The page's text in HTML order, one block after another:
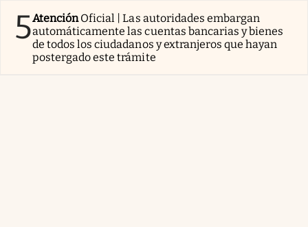
5AtenciónOficial | Las autoridades embargan
automáticamente las cuentas bancarias y bienes
de todos los ciudadanos y extranjeros que hayan
postergado este trámite